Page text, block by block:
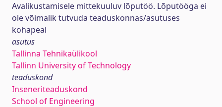
Avalikustamisele mittekuuluv lõputöö. Lõputööga ei
ole võimalik tutvuda teaduskonnas/asutuses
kohapeal
asutus
Tallinna Tehnikaülikool
Tallinn University of Technology
teaduskond
Inseneriteaduskond
School of Engineering